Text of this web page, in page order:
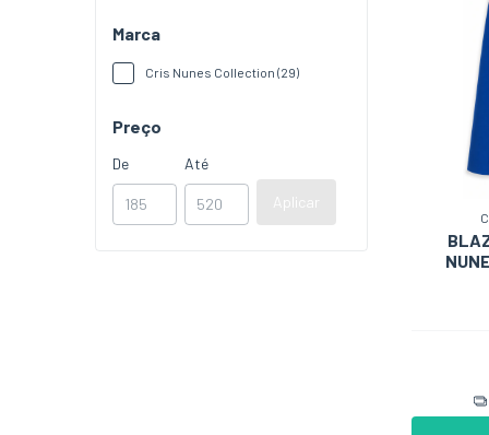
Marca
Cris Nunes Collection (29)
Preço
De Até
Aplicar